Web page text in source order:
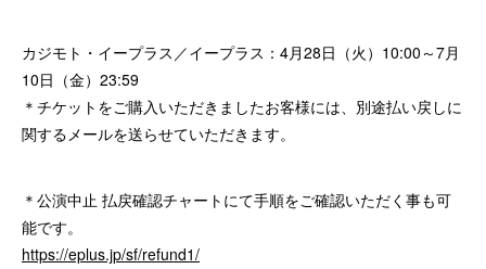
カジモト・イープラス／イープラス：4月28日（火）10:00～7月
10日（金）23:59
＊チケットをご購入いただきましたお客様には、別途払い戻しに
関するメールを送らせていただきます。
＊公演中止 払戻確認チャートにて手順をご確認いただく事も可
能です。
https://eplus.jp/sf/refund1/